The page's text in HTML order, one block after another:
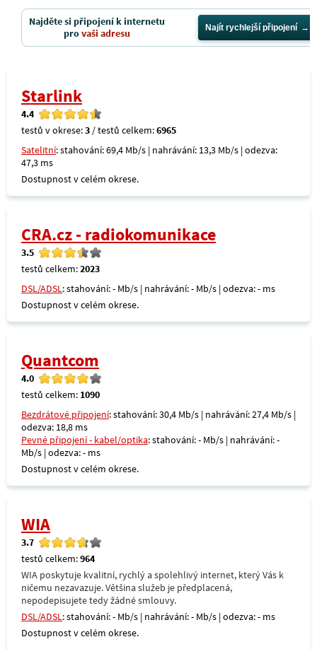
Najděte si připojení k internetu
provaši adresu Najít rychlejší připojení
Starlink
4.4
testů v okrese:3 / testů celkem:6965
Satelitní: stahování: 69,4 Mb/s | nahrávání: 13,3 Mb/s | odezva:
47,3 ms
Dostupnost v celém okrese.
CRA.cz - radiokomunikace
3.5
testů celkem:2023
DSL/ADSL: stahování: - Mb/s | nahrávání: - Mb/s | odezva: - ms
Dostupnost v celém okrese.
Quantcom
4.0
testů celkem: 1090
Bezdrátové připojení: stahování: 30,4 Mb/s | nahrávání: 27,4 Mb/s |
odezva: 18,8 ms
Pevné připojení - kabel/optika: stahování: - Mb/s | nahrávání: -
Mb/s | odezva: - ms
Dostupnost v celém okrese.
WIA
3.7
testů celkem:964
WIA poskytuje kvalitní, rychlý a spolehlivý internet, který Vás k
ničemu nezavazuje. Většina služeb je předplacená,
nepodepisujete tedy žádné smlouvy.
DSL/ADSL: stahování: - Mb/s | nahrávání: - Mb/s | odezva: - ms
Dostupnost v celém okrese.